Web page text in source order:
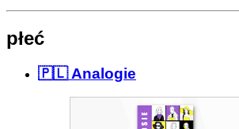
płeć
🇵🇱 Analogie